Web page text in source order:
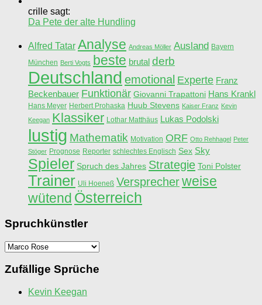
crille sagt:
Da Pete der alte Hundling
Alfred Tatar Analyse Andreas Möller Ausland Bayern
München Berti Vogts beste brutal derb
Deutschland emotional Experte Franz
Beckenbauer Funktionär Giovanni Trapattoni Hans Krankl
Hans Meyer Herbert Prohaska Huub Stevens Kaiser Franz Kevin
Keegan Klassiker Lothar Matthäus Lukas Podolski
lustig Mathematik Motivation ORF Otto Rehhagel Peter
Stöger Prognose Reporter schlechtes Englisch Sex Sky
Spieler Spruch des Jahres Strategie Toni Polster
Trainer Uli Hoeneß Versprecherweise
wütend Österreich
Spruchkünstler
Spruchkünstler
Zufällige Sprüche
Kevin Keegan